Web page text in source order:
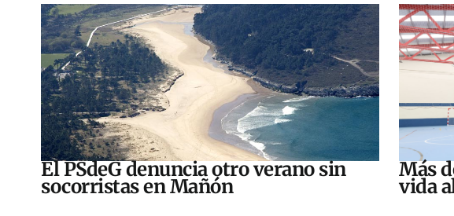
El PSdeG denuncia otro verano sin
socorristas en Mañón
Más
vida